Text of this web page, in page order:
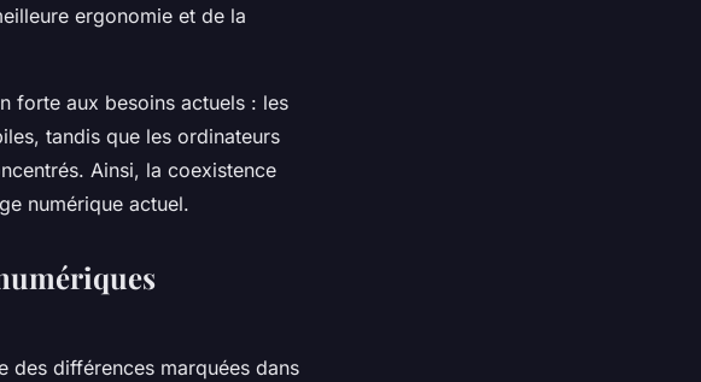
ergonomie et de la
forte aux besoins actuels : les
tandis que les ordinateurs
Ainsi, la coexistence
numérique actuel.
des différences marquées dans